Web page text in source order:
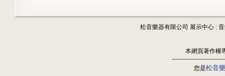
松音樂器有限公司 展示中心 :
本網頁著作權
您是松音